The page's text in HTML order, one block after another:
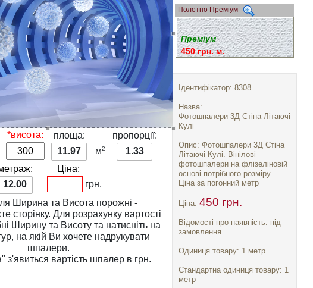
*висота:
площа:
11.97
м2
пропорції:
1.33
12.00
Ціна:
грн.
Ширина та Висота порожні -
розрахунку вартості
Ширину та Висоту та натисніть на
, на якій Ви хочете надрукувати
шпалери.
з'явиться вартість шпалер в грн.
Полотно Преміум
Преміум
450 грн. м.
Ідентифікатор: 8308
Назва:
Фотошпалери 3Д Стіна Літаючі
Кулі
Опис: Фотошпалери 3Д Стіна
Літаючі Кулі. Вінілові
фотошпалери на флізеліновій
основі потрібного розміру.
Ціна за погонний метр
Ціна: 450 грн.
Відомості про наявність: під
замовлення
Одиниця товару: 1 метр
Стандартна одиниця товару: 1
метр